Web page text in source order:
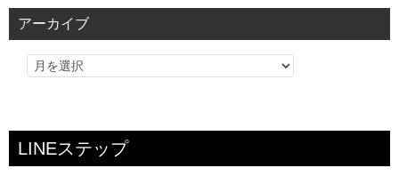
リ
アーカイブ
LINEステップ